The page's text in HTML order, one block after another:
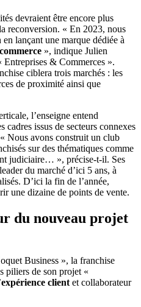
devraient être encore plus
reconversion. « En 2023, nous
lançant une marque dédiée à
», indique Julien
Entreprises & Commerces ».
ciblera trois marchés : les
de proximité ainsi que
l’enseigne entend
cadres issus de secteurs connexes
Nous avons construit un club
sur des thématiques comme
judiciaire… », précise-t-il. Ses
du marché d’ici 5 ans, à
D’ici la fin de l’année,
une dizaine de points de vente.
du nouveau projet
Business », la franchise
piliers de son projet «
expérience client et collaborateur